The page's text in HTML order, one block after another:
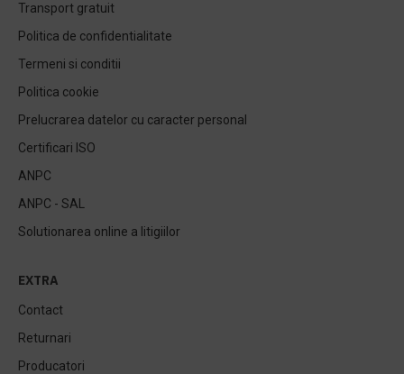
Transport gratuit
Politica de confidentialitate
Termeni si conditii
Politica cookie
Prelucrarea datelor cu caracter personal
Certificari ISO
ANPC
ANPC - SAL
Solutionarea online a litigiilor
EXTRA
Contact
Returnari
Producatori